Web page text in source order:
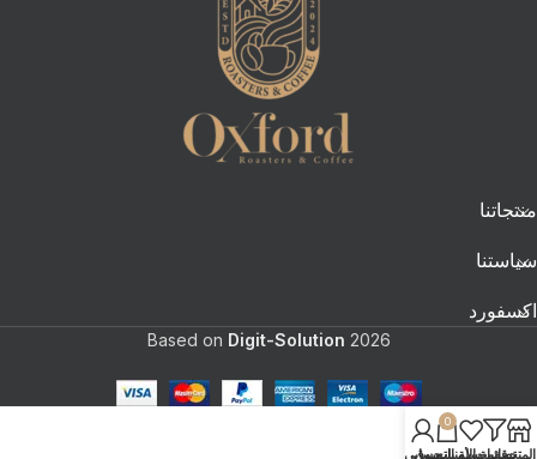
منتجاتنا
سياستنا
اكسفورد
Based on Digit-Solution 2026
المتجرتصفيات
قائمة الأمنيات
0
سلة التسوق
حسابي